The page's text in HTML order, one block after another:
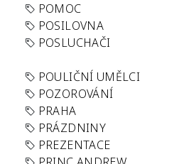
POMOC
POSILOVNA
POSLUCHAČI
POULIČNÍ UMĚLCI
POZOROVÁNÍ
PRAHA
PRÁZDNINY
PREZENTACE